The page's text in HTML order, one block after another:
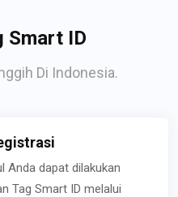
Smart ID
Di Indonesia.
Anda dapat dilakukan
Tag Smart ID melalui